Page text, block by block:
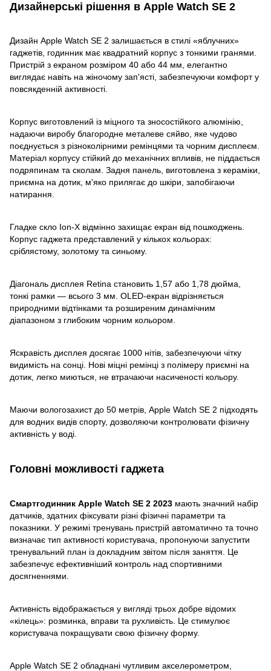
Дизайнерські рішення в Apple Watch SE 2
Дизайн Apple Watch SE 2 залишається в стилі «яблучних»
гаджетів, годинник має квадратний корпус з тонкими гранями.
Пристрій з екраном розміром 40 або 44 мм, елегантно
виглядає навіть на жіночому зап'ясті, забезпечуючи комфорт у
повсякденній активності.
Корпус виготовлений із міцного та зносостійкого алюмінію,
надаючи виробу благородне металеве сяйво, яке чудово
поєднується з різноколірними ремінцями та чорним дисплеєм.
Матеріал корпусу стійкий до механічних впливів, не піддається
подряпинам та сколам. Задня панель, виготовлена ​​з кераміки,
приємна на дотик, м'яко прилягає до шкіри, запобігаючи
натирання.
Гладке скло Ion-X відмінно захищає екран від пошкоджень.
Корпус гаджета представлений у кількох кольорах:
сріблястому, золотому та синьому.
Діагональ дисплея Retina становить 1,57 або 1,78 дюйма,
тонкі рамки — всього 3 мм. OLED-екран відрізняється
природними відтінками та розширеним динамічним
діапазоном з глибоким чорним кольором.
Яскравість дисплея досягає 1000 нітів, забезпечуючи чітку
видимість на сонці. Нові міцні ремінці з полімеру приємні на
дотик, легко миються, не втрачаючи насиченості кольору.
Маючи вологозахист до 50 метрів, Apple Watch SE 2 підходять
для водних видів спорту, дозволяючи контролювати фізичну
активність у воді.
Головні можливості гаджета
Смартгодинник Apple Watch SE 2 2023 мають значний набір
датчиків, здатних фіксувати різні фізичні параметри та
показники. У режимі тренувань пристрій автоматично та точно
визначає тип активності користувача, пропонуючи запустити
тренувальний план із докладним звітом після заняття. Це
забезпечує ефективніший контроль над спортивними
досягненнями.
Активність відображається у вигляді трьох добре відомих
«кілець»: розминка, вправи та рухливість. Це стимулює
користувача покращувати свою фізичну форму.
Apple Watch SE 2 обладнані чутливим акселерометром,